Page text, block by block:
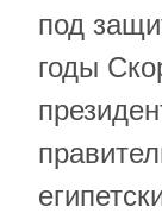
под
годы